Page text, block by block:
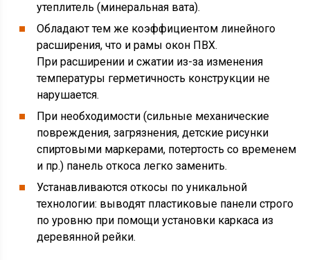
утеплитель (минеральная вата).
Обладают тем же коэффициентом линейного
расширения, что и рамы окон ПВХ.
При расширении и сжатии из-за изменения
температуры герметичность конструкции не
нарушается.
При необходимости (сильные механические
повреждения, загрязнения, детские рисунки
спиртовыми маркерами, потертость со временем
и пр.) панель откоса легко заменить.
Устанавливаются откосы по уникальной
технологии: выводят пластиковые панели строго
по уровню при помощи установки каркаса из
деревянной рейки.